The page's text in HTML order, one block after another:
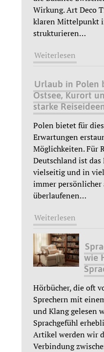
Wirkung. Art Deco
klaren Mittelpunkt
strukturieren…
Weiterlesen
Urlaub in Polen
Ostsee, Kurort
starke
Polen bietet für
Erwartungen
Möglichkeiten. Für
Deutschland ist
vielseitig und in
immer persönlicher
überlaufenen…
Weiterlesen
wie
Hörbücher, die oft
Sprechern mit
und Klang gelesen
Sprachgefühl
Artikel werden wir
Verbindung